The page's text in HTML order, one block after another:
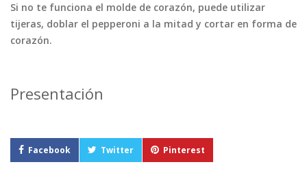
Si no te funciona el molde de corazón, puede utilizar
tijeras, doblar el pepperoni a la mitad y cortar en forma de
corazón.
Presentación
Facebook Twitter Pinterest